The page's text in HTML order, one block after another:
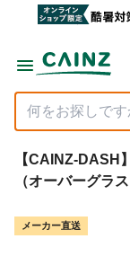
【CAINZ-DASH
（オーバーグラ
メーカー直送